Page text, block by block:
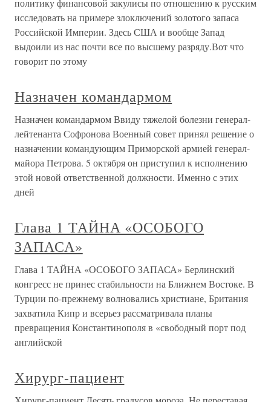
политику финансовой закулисы по отношению к русским
исследовать на примере злоключений золотого запаса
Российской Империи. Здесь США и вообще Запад
выдоили из нас почти все по высшему разряду.Вот что
говорит по этому
Назначен командармом
Назначен командармом Ввиду тяжелой болезни генерал-
лейтенанта Софронова Военный совет принял решение о
назначении командующим Приморской армией генерал-
майора Петрова. 5 октября он приступил к исполнению
этой новой ответственной должности. Именно с этих
дней
Глава 1 ТАЙНА «ОСОБОГО
ЗАПАСА»
Глава 1 ТАЙНА «ОСОБОГО ЗАПАСА» Берлинский
конгресс не принес стабильности на Ближнем Востоке. В
Турции по-прежнему волновались христиане, Британия
захватила Кипр и всерьез рассматривала планы
превращения Константинополя в «свободный порт под
английской
Хирург-пациент